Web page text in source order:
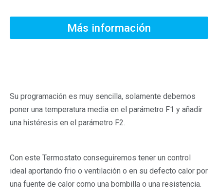
Más información
Su programación es muy sencilla, solamente debemos
poner una temperatura media en el parámetro F1 y añadir
una histéresis en el parámetro F2.
Con este Termostato conseguiremos tener un control
ideal aportando frio o ventilación o en su defecto calor por
una fuente de calor como una bombilla o una resistencia.